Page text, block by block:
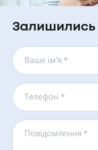
Залишились
Ваше ім’я *
Телефон *
Повідомлення *